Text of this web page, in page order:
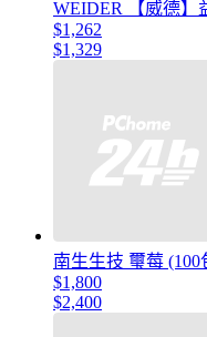
WEIDER 【威德】
$1,262
$1,329
南生生技 璽莓
$1,800
$2,400